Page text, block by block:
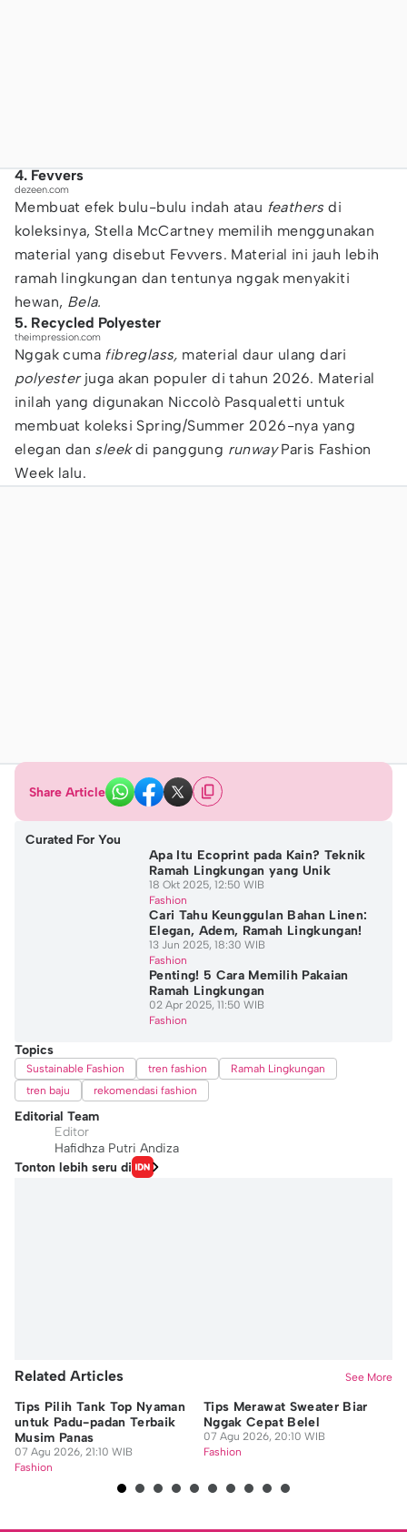
4. Fevvers
dezeen.com
Membuat efek bulu-bulu indah atau feathersdi
koleksinya, Stella McCartney memilih menggunakan
material yang disebut Fevvers. Material ini jauh lebih
ramah lingkungan dan tentunya nggak menyakiti
hewan, Bela.
5. Recycled Polyester
theimpression.com
Nggak cuma fibreglass, material daur ulang dari
polyester juga akan populer di tahun 2026. Material
inilah yang digunakan Niccolò Pasqualetti untuk
membuat koleksi Spring/Summer 2026-nya yang
elegan dan sleekdi panggung runwayParis Fashion
Week lalu.
Share Article
Curated For You
Apa Itu Ecoprint pada Kain? Teknik
Ramah Lingkungan yang Unik
18 Okt 2025, 12:50 WIB
Fashion
Cari Tahu Keunggulan Bahan Linen:
Elegan, Adem, Ramah Lingkungan!
13 Jun 2025, 18:30 WIB
Fashion
Penting! 5 Cara Memilih Pakaian
Ramah Lingkungan
02 Apr 2025, 11:50 WIB
Fashion
Topics
Sustainable Fashion tren fashion
Ramah Lingkungan
tren baju
rekomendasi fashion
Editorial Team
Editor
Hafidhza Putri Andiza
Tonton lebih seru di
Related Articles See More
Tips Pilih Tank Top Nyaman
untuk Padu-padan Terbaik
Musim Panas
07 Agu 2026, 21:10 WIB
Fashion
Tips Merawat Sweater Biar
Nggak Cepat Belel
07 Agu 2026, 20:10 WIB
Fashion